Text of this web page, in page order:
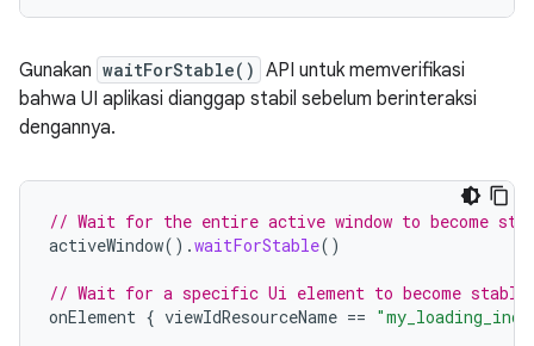
Gunakan waitForStable() API untuk memverifikasi
bahwa UI aplikasi dianggap stabil sebelum berinteraksi
dengannya.
// Wait for the entire active window to become
activeWindow().waitForStable()
// Wait for a specific Ui element to become
onElement { viewIdResourceName ==